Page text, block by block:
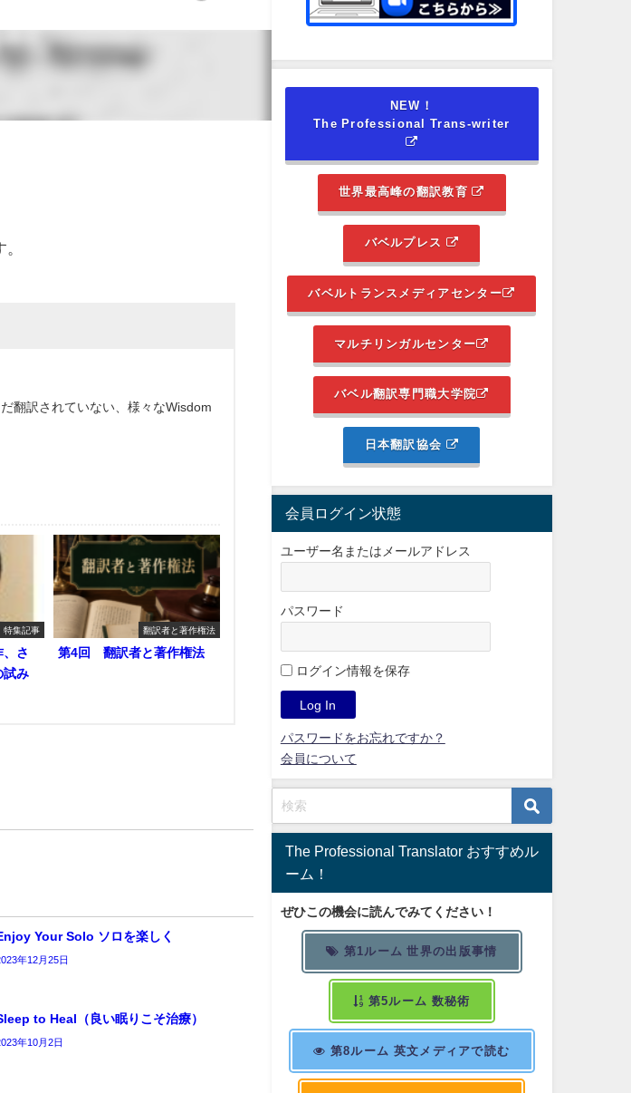
翻訳されていない、様々なWisdom
特集記事
さ
試み
翻訳者と著作権法
第4回 翻訳者と著作権法
Your Solo ソロを楽しく
年12月25日
to Heal（良い眠りこそ治療）
年10月2日
NEW！
The Professional Trans-writer
世界最高峰の翻訳教育
バベルプレス
バベルトランスメディアセンター
マルチリンガルセンター
バベル翻訳専門職大学院
日本翻訳協会
会員ログイン状態
ユーザー名またはメールアドレス
パスワード
ログイン情報を保存
パスワードをお忘れですか？
会員について
The Professional Translator おすすめル
ーム！
ぜひこの機会に読んでみてください！
第1ルーム 世界の出版事情
第5ルーム 数秘術
第8ルーム 英文メディアで読む